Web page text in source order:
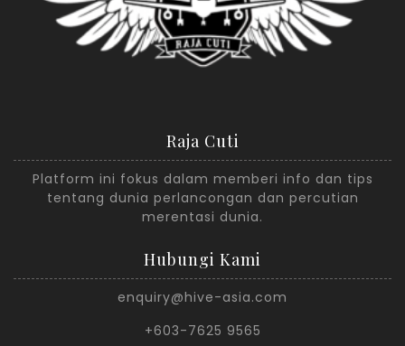
Raja Cuti
Platform ini fokus dalam memberi info dan tips
tentang dunia perlancongan dan percutian
merentasi dunia.
Hubungi Kami
enquiry@hive-asia.com
+603-7625 9565